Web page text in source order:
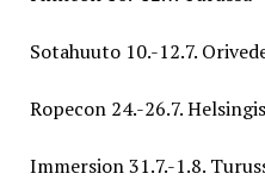
Sotahuuto 10.-12.7.
Ropecon 24.-26.7.
Immersion 31.7.-1.8.